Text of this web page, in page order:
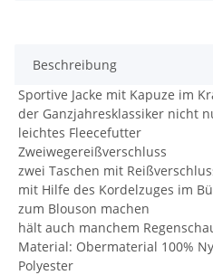
Beschreibung
Sportive Jacke mit Kapuze im
der Ganzjahresklassiker nicht
leichtes Fleecefutter
Zweiwegereißverschluss
zwei Taschen mit
mit Hilfe des Kordelzuges im
zum Blouson machen
hält auch manchem
Material: Obermaterial 100%
Polyester